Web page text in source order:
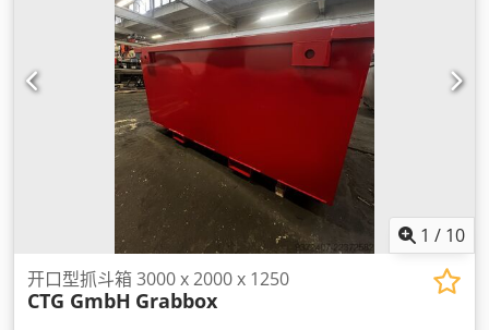
1 / 10
开口型抓斗箱 3000 x 2000 x 1250
CTG GmbH Grabbox